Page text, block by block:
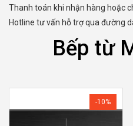
Thanh toán khi nhận hàng hoặc
Hotline tư vấn hỗ trợ qua đường
Bếp từ
-10%